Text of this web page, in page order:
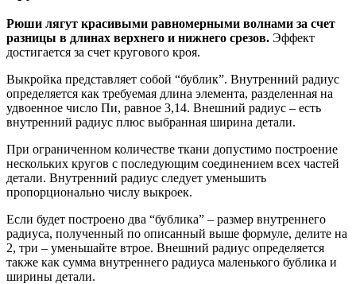
Рюши лягут красивыми равномерными волнами за счет
разницы в длинах верхнего и нижнего срезов. Эффект
достигается за счет кругового кроя.
Выкройка представляет собой “бублик”. Внутренний радиус
определяется как требуемая длина элемента, разделенная на
удвоенное число Пи, равное 3,14. Внешний радиус – есть
внутренний радиус плюс выбранная ширина детали.
При ограниченном количестве ткани допустимо построение
нескольких кругов с последующим соединением всех частей
детали. Внутренний радиус следует уменьшить
пропорционально числу выкроек.
Если будет построено два “бублика” – размер внутреннего
радиуса, полученный по описанный выше формуле, делите на
2, три – уменьшайте втрое. Внешний радиус определяется
также как сумма внутреннего радиуса маленького бублика и
ширины детали.